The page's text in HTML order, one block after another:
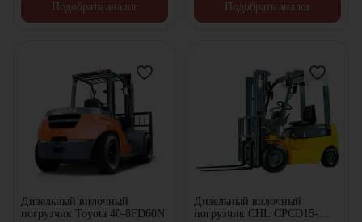
Подобрать аналог
Подобрать аналог
Дизельный вилочный
погрузчик Toyota 40-8FD60N
Дизельный вилочный
погрузчик CHL CPCD15-